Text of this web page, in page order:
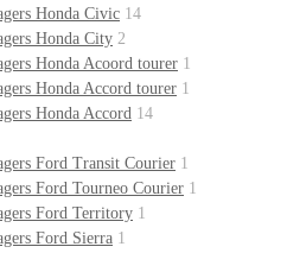
Honda Civic 14
Honda City 2
Honda Acoord tourer 1
Honda Accord tourer 1
Honda Accord 14
Ford Transit Courier 1
Ford Tourneo Courier 1
Ford Territory 1
Ford Sierra 1